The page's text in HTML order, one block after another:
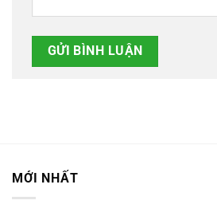
MỚI NHẤT